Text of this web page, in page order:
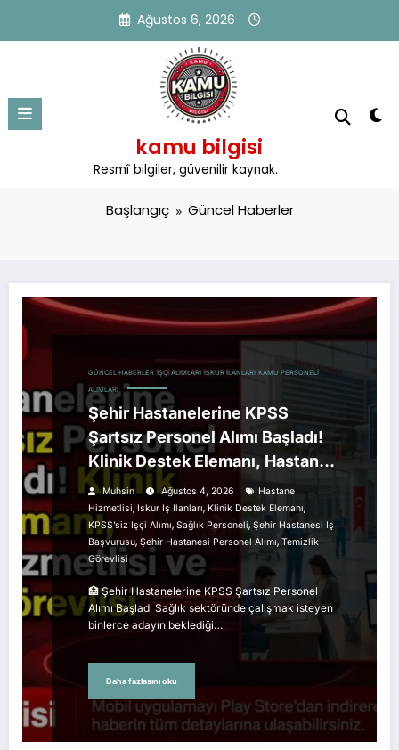
Ağustos 6, 2026
kamu bilgisi
Resmî bilgiler, güvenilir kaynak.
Kategori: Güncel Haberler
Başlangıç Güncel Haberler
GÜNCEL HABERLER İŞÇI ALIMLARI İŞKUR İLANLARI KAMU PERSONELI
ALIMLARI
Şehir Hastanelerine KPSS
Şartsız Personel Alımı Başladı!
Klinik Destek Elemanı, Hastane
Hizmetlisi ve Temizlik Görevlisi
Alınacak
Muhsin Ağustos 4, 2026
Hastane
Hizmetlisi, Iskur Iş Ilanları, Klinik Destek Elemanı,
KPSS’siz Işçi Alımı, Sağlık Personeli, Şehir Hastanesi Iş
Başvurusu, Şehir Hastanesi Personel Alımı, Temizlik
Görevlisi
🏥 Şehir Hastanelerine KPSS Şartsız Personel
Alımı Başladı Sağlık sektöründe çalışmak isteyen
binlerce adayın beklediği…
Daha fazlasını oku